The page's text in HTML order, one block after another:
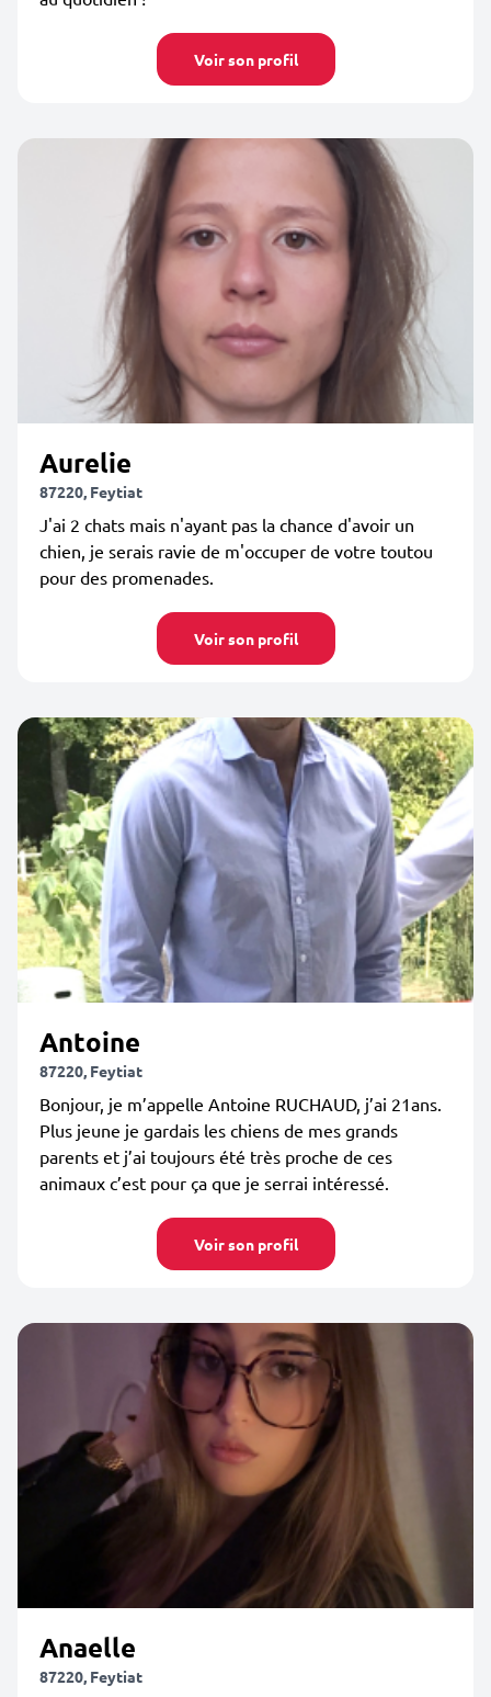
Voir son profil
Aurelie
87220, Feytiat
J'ai 2 chats mais n'ayant pas la chance d'avoir un
chien, je serais ravie de m'occuper de votre toutou
pour des promenades.
Voir son profil
Antoine
87220, Feytiat
Bonjour, je m’appelle Antoine RUCHAUD, j’ai 21ans.
Plus jeune je gardais les chiens de mes grands
parents et j’ai toujours été très proche de ces
animaux c’est pour ça que je serrai intéressé.
Voir son profil
Anaelle
87220, Feytiat